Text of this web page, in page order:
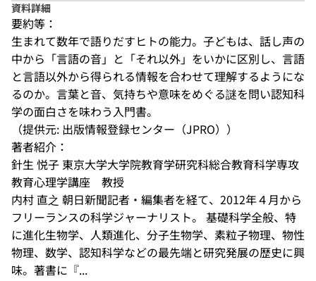
資料詳細
要約等：
生まれて数年で語りだすヒトの能力。子どもは、話し声の
中から「言語の音」と「それ以外」をいかに区別し、言語
と言語以外から得られる情報を合わせて理解するようにな
るのか。言葉と音、気持ちや意味をめぐる謎を問い認知科
学の面白さを味わう入門書。
（提供元: 出版情報登録センター（JPRO））
著者紹介：
針生 悦子 東京大学大学院教育学研究科総合教育科学専攻
教育心理学講座　教授
内村 直之 朝日新聞記者・編集者を経て、2012年４月から
フリーランスの科学ジャーナリスト。 基礎科学全般、特
に進化生物学、人類進化、分子生物学、素粒子物理、物性
物理、数学、認知科学などの最先端と研究発展の歴史に興
味。著書に『...